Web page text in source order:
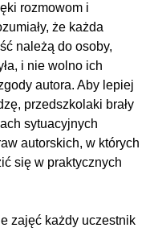
rozmowom i
że każda
należą do osoby,
i nie wolno ich
autora. Aby lepiej
przedszkolaki brały
sytuacyjnych
autorskich, w których
się w praktycznych
zajęć każdy uczestnik